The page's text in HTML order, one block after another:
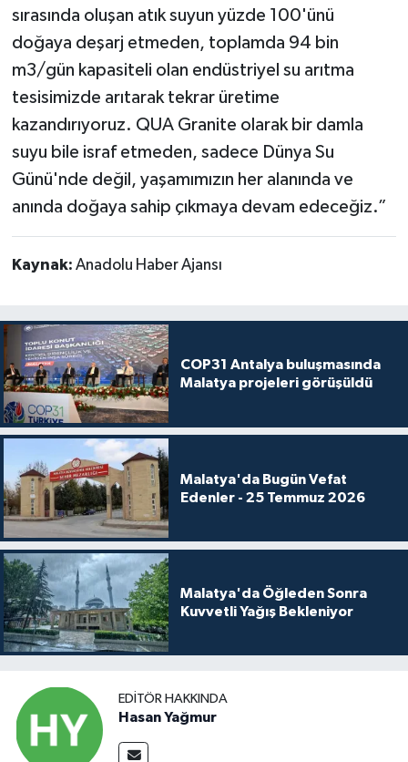
sırasında oluşan atık suyun yüzde 100'ünü
doğaya deşarj etmeden, toplamda 94 bin
m3/gün kapasiteli olan endüstriyel su arıtma
tesisimizde arıtarak tekrar üretime
kazandırıyoruz. QUA Granite olarak bir damla
suyu bile israf etmeden, sadece Dünya Su
Günü'nde değil, yaşamımızın her alanında ve
anında doğaya sahip çıkmaya devam edeceğiz.”
Kaynak: Anadolu Haber Ajansı
COP31 Antalya buluşmasında
Malatya projeleri görüşüldü
Malatya'da Bugün Vefat
Edenler - 25 Temmuz 2026
Malatya'da Öğleden Sonra
Kuvvetli Yağış Bekleniyor
EDITÖR HAKKINDA
Hasan Yağmur